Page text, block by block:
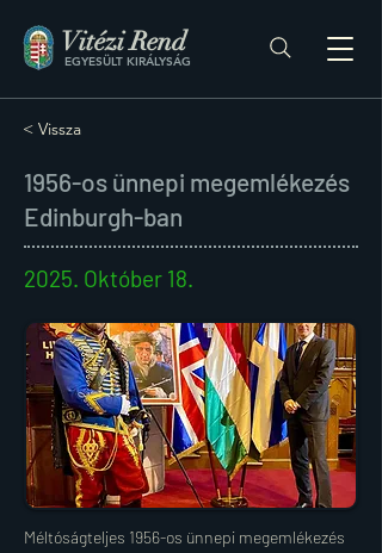
Vitézi Rend
EGYESÜLT KIRÁLYSÁG
< Vissza
1956-os ünnepi megemlékezés
Edinburgh-ban
2025. Október 18.
Méltóságteljes 1956-os ünnepi megemlékezés